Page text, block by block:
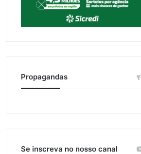
Propagandas
Se inscreva no nosso canal